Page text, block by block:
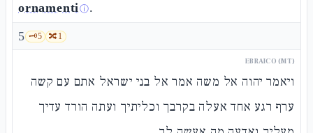
ornamentiⓘ.
5 🗝️5 🔀1
EBRAICO (MT)
ויאמר יהוה אל משה אמר אל בני ישראל אתם עם קשה
ערף רגע אחד אעלה בקרבך וכליתיך ועתה הורד עדיך